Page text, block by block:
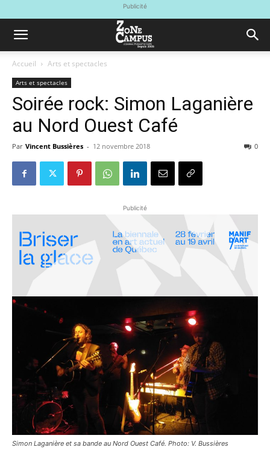
Publicité
Accueil Arts et spectacles
Arts et spectacles
Soirée rock: Simon Laganière
au Nord Ouest Café
Par Vincent Bussières - 12 novembre 2018 0
Publicité
Simon Laganière et sa bande au Nord Ouest Café. Photo: V. Bussières